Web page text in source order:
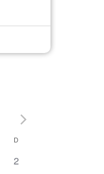
D
0 eventos,
2